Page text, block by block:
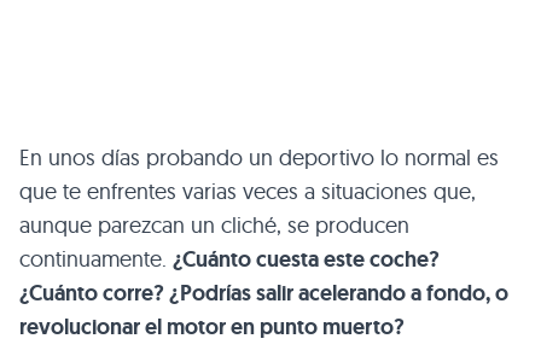
En unos días probando un deportivo lo normal es
que te enfrentes varias veces a situaciones que,
aunque parezcan un cliché, se producen
continuamente. ¿Cuánto cuesta este coche?
¿Cuánto corre? ¿Podrías salir acelerando a fondo, o
revolucionar el motor en punto muerto?